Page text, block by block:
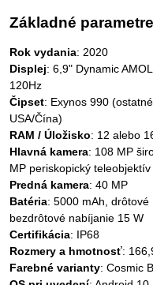
Základné parametre
Rok vydania: 2020
Displej: 6,9" Dynamic
120Hz
Čipset: Exynos 990
USA/Čína)
RAM / Úložisko: 12 alebo
Hlavná kamera: 108 MP
MP periskopický
Predná kamera: 40 MP
Batéria: 5000 mAh, drôtové
bezdrôtové nabíjanie 15 W
Certifikácia: IP68
Rozmery a hmotnosť:
Farebné varianty: Cosmic